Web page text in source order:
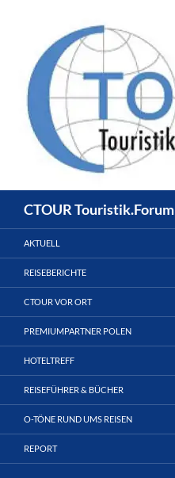
springen
CTOUR Touristik.Forum
AKTUELL
REISEBERICHTE
CTOUR VOR ORT
PREMIUMPARTNER POLEN
HOTELTREFF
REISEFÜHRER & BÜCHER
O-TÖNE RUND UMS REISEN
REPORT